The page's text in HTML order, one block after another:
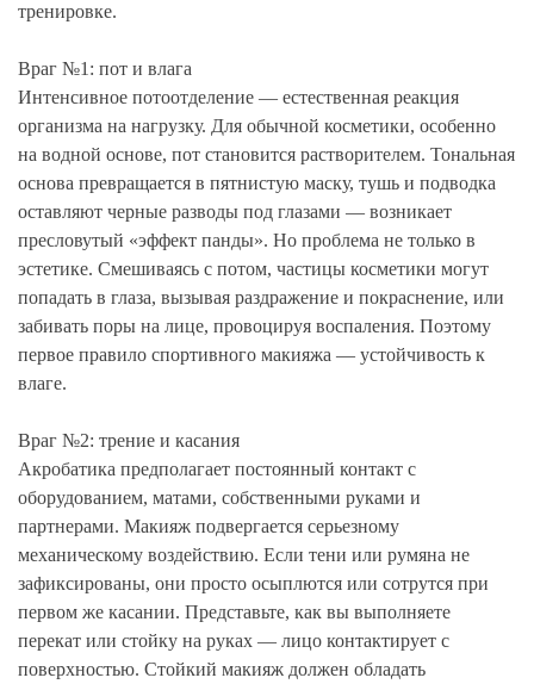
тренировке.
Враг №1: пот и влага
Интенсивное потоотделение — естественная реакция
организма на нагрузку. Для обычной косметики, особенно
на водной основе, пот становится растворителем. Тональная
основа превращается в пятнистую маску, тушь и подводка
оставляют черные разводы под глазами — возникает
пресловутый «эффект панды». Но проблема не только в
эстетике. Смешиваясь с потом, частицы косметики могут
попадать в глаза, вызывая раздражение и покраснение, или
забивать поры на лице, провоцируя воспаления. Поэтому
первое правило спортивного макияжа — устойчивость к
влаге.
Враг №2: трение и касания
Акробатика предполагает постоянный контакт с
оборудованием, матами, собственными руками и
партнерами. Макияж подвергается серьезному
механическому воздействию. Если тени или румяна не
зафиксированы, они просто осыплются или сотрутся при
первом же касании. Представьте, как вы выполняете
перекат или стойку на руках — лицо контактирует с
поверхностью. Стойкий макияж должен обладать